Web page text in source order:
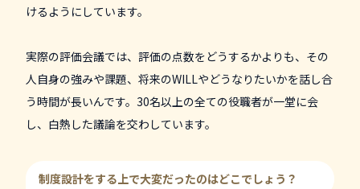
けるようにしています。
実際の評価会議では、評価の点数をどうするかよりも、その
人自身の強みや課題、将来のWILLやどうなりたいかを話し合
う時間が長いんです。30名以上の全ての役職者が一堂に会
し、白熱した議論を交わしています。
制度設計をする上で大変だったのはどこでしょう？